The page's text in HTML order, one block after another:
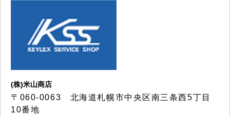
(株)米山商店
〒060-0063 北海道札幌市中央区南三条西5丁目
10番地